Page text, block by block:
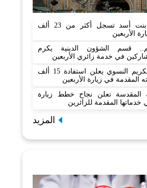
شعبة فاطمة بنت أسد تسجل أكثر من 23 ألف
الأربعين
قسم الشؤون الدينية يكرم
في خدمة زائري الأربعين
معهد القرآن الكريم النسوي يعلن استفادة 15 ألف
المقدمة في زيارة الأربعين
المقدسة تعلن نجاح خطط زيارة
خدماتها المقدمة للزائرين
المزيد